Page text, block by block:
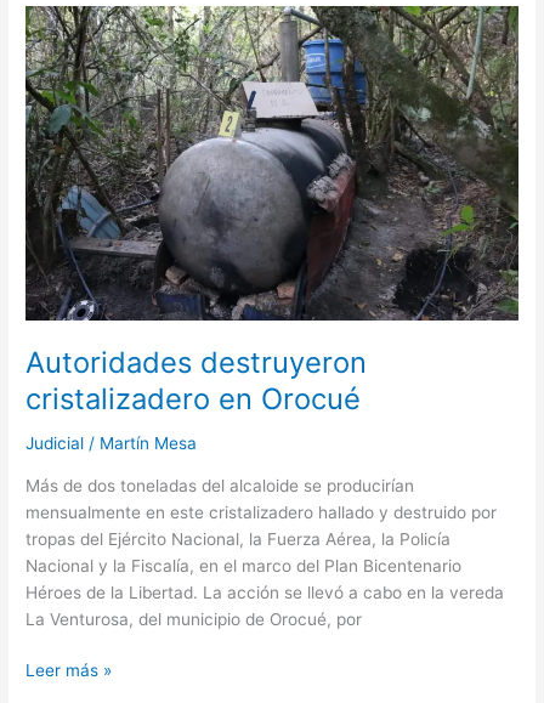
Autoridades destruyeron
cristalizadero en Orocué
Judicial / Martín Mesa
Más de dos toneladas del alcaloide se producirían
mensualmente en este cristalizadero hallado y destruido por
tropas del Ejército Nacional, la Fuerza Aérea, la Policía
Nacional y la Fiscalía, en el marco del Plan Bicentenario
Héroes de la Libertad. La acción se llevó a cabo en la vereda
La Venturosa, del municipio de Orocué, por
Autoridades
destruyeron
cristalizadero
en
Orocué
Leer más »